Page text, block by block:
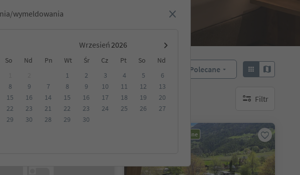
wymeldowania
Wrzesień
So Nd Pn Wt Śr Cz Pt So
Nd
8
9
15
16
22
23
29
30
1 2 3 4 5
6
7
8 9 10 11 12
13
14
15 16 17 18 19
20
21
22 23 24 25 26
27
28
29 30
Polecane
Ekologiczne zakwaterowanie Filtr
brak aktywnych
Możliwość rezerwacji online